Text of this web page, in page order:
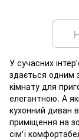
У сучасних
здається одним
кімнату для
елегантною. А
кухонний диван
приміщення на
сім'ї